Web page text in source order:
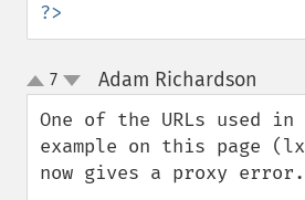
?>
up
down
7 Adam Richardson
One of the URLs used
example on this page
now gives a proxy error.